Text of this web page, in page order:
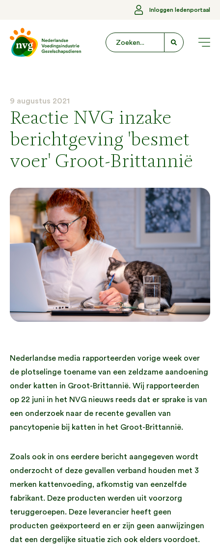
Inloggen ledenportaal
9 augustus 2021
Reactie NVG inzake
berichtgeving 'besmet
voer' Groot-Brittannië
Nederlandse media rapporteerden vorige week over
de plotselinge toename van een zeldzame aandoening
onder katten in Groot-Brittannië. Wij rapporteerden
op 22 juni in het NVG nieuws reeds dat er sprake is van
een onderzoek naar de recente gevallen van
pancytopenie bij katten in het Groot-Brittannië.
Zoals ook in ons eerdere bericht aangegeven wordt
onderzocht of deze gevallen verband houden met 3
merken kattenvoeding, afkomstig van eenzelfde
fabrikant. Deze producten werden uit voorzorg
teruggeroepen. Deze leverancier heeft geen
producten geëxporteerd en er zijn geen aanwijzingen
dat een dergelijke situatie zich ook elders voordoet.